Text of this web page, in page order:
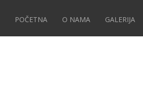
POČETNA O NAMA GALERIJA